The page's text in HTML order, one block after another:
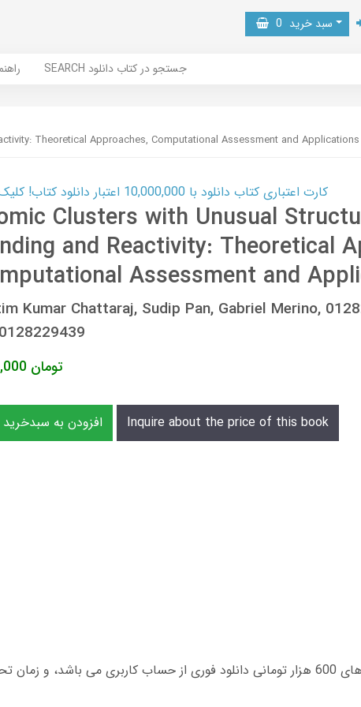
سبد خرید 0
SEARCH جستجو در کتاب دانلود
Theoretical Approaches, Computational Assessment and Applications
کارت اعتباری کتاب دانلود با 10,000,000 اعتبار دانلود کتاب! کلیک کنید
Clusters with Unusual
and Reactivity: Theoretical
Assessment and
Kumar Chattaraj, Sudip Pan, Gabriel Merino,
تومان
افزودن به سبدخرید Inquire about the price of this book